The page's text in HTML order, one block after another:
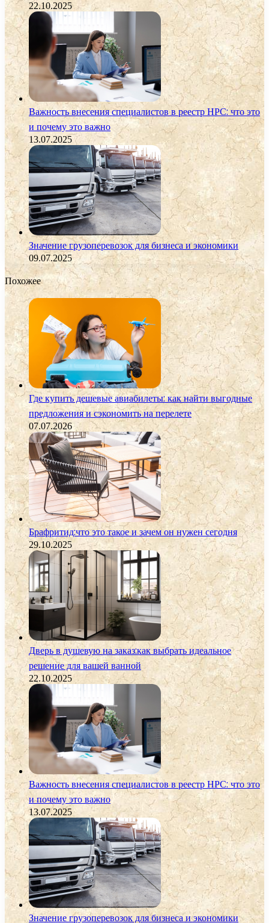
22.10.2025
Важность внесения специалистов в реестр НРС: что это
и почему это важно
13.07.2025
Значение грузоперевозок для бизнеса и экономики
09.07.2025
Похожее
Где купить дешевые авиабилеты: как найти выгодные
предложения и сэкономить на перелете
07.07.2026
Брафритид:что это такое и зачем он нужен сегодня
29.10.2025
Дверь в душевую на заказ:как выбрать идеальное
решение для вашей ванной
22.10.2025
Важность внесения специалистов в реестр НРС: что это
и почему это важно
13.07.2025
Значение грузоперевозок для бизнеса и экономики